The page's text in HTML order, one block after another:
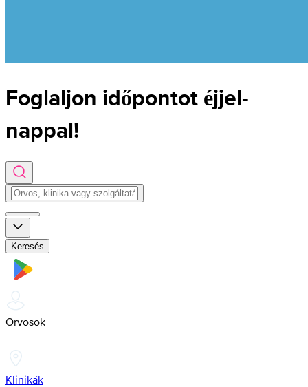
Foglaljon időpontotéjjel-
nappal!
Keresés
Orvosok
Klinikák